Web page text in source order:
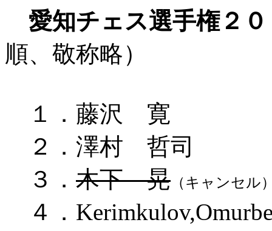
愛知チェス選手権２
順、敬称略）
１．藤沢 寛
２．澤村 哲司
３． 木下 晃 （キャンセル
４．